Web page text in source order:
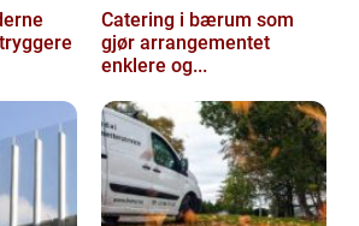
Catering i bærum som
gjør arrangementet
enklere og...